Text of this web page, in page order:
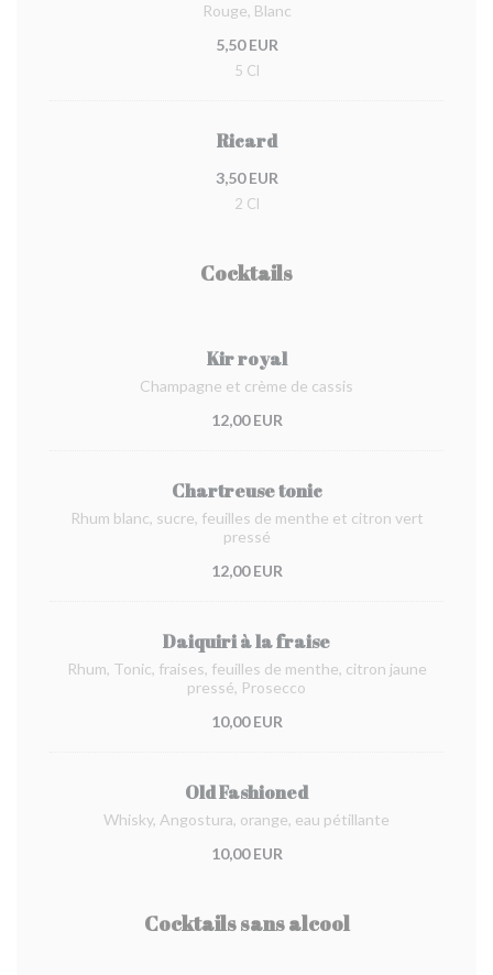
Rouge, Blanc
5,50 EUR
5 Cl
Ricard
3,50 EUR
2 Cl
Cocktails
Kir royal
Champagne et crème de cassis
12,00 EUR
Chartreuse tonic
Rhum blanc, sucre, feuilles de menthe et citron vert
pressé
12,00 EUR
Daiquiri à la fraise
Rhum, Tonic, fraises, feuilles de menthe, citron jaune
pressé, Prosecco
10,00 EUR
Old Fashioned
Whisky, Angostura, orange, eau pétillante
10,00 EUR
Cocktails sans alcool